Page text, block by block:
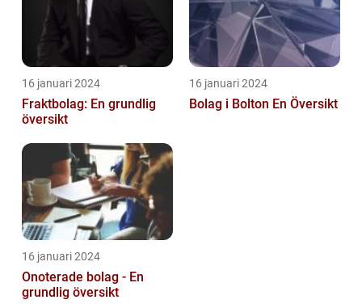
16 januari 2024
Fraktbolag: En grundlig
översikt
16 januari 2024
Bolag i Bolton En Översikt
16 januari 2024
Onoterade bolag - En
grundlig översikt